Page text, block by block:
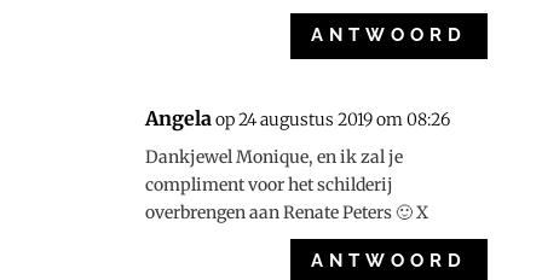
ANTWOORD
Angela op 24 augustus 2019 om 08:26
Dankjewel Monique, en ik zal je
compliment voor het schilderij
overbrengen aan Renate Peters 🙂 X
ANTWOORD